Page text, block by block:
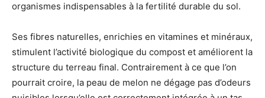
organismes indispensables à la fertilité durable du sol.
Ses fibres naturelles, enrichies en vitamines et minéraux,
stimulent l’activité biologique du compost et améliorent la
structure du terreau final. Contrairement à ce que l’on
pourrait croire, la peau de melon ne dégage pas d’odeurs